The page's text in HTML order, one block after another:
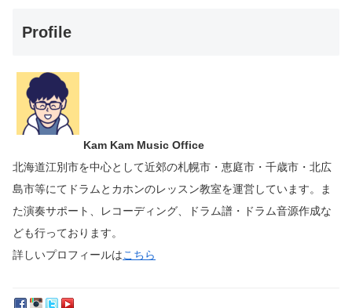
Profile
Kam Kam Music Office
北海道江別市を中心として近郊の札幌市・恵庭市・千歳市・北広
島市等にて ドラムとカホンのレッスン教室を運営しています。
ま
た演奏サポート、レコーディング、ドラム譜・ドラム音源作成な
ども行っております。
詳しいプロフィールはこちら